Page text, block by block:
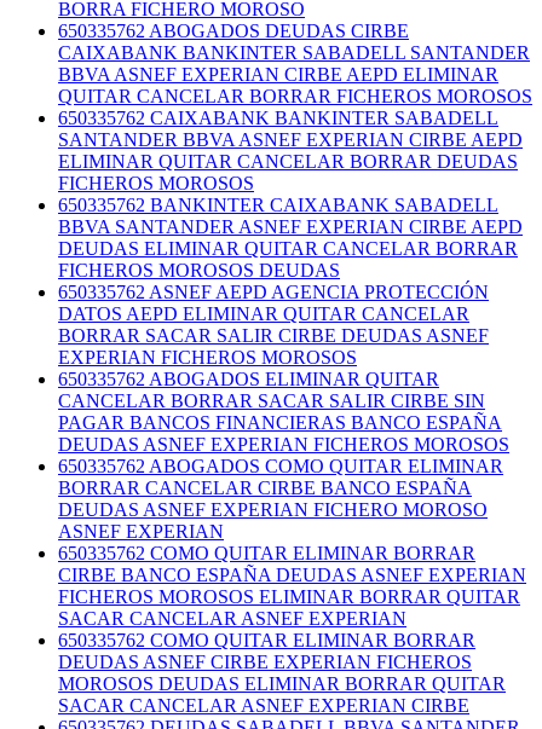
BORRA FICHERO MOROSO
650335762 ABOGADOS DEUDAS CIRBE
CAIXABANK BANKINTER SABADELL SANTANDER
BBVA ASNEF EXPERIAN CIRBE AEPD ELIMINAR
QUITAR CANCELAR BORRAR FICHEROS MOROSOS
650335762 CAIXABANK BANKINTER SABADELL
SANTANDER BBVA ASNEF EXPERIAN CIRBE AEPD
ELIMINAR QUITAR CANCELAR BORRAR DEUDAS
FICHEROS MOROSOS
650335762 BANKINTER CAIXABANK SABADELL
BBVA SANTANDER ASNEF EXPERIAN CIRBE AEPD
DEUDAS ELIMINAR QUITAR CANCELAR BORRAR
FICHEROS MOROSOS DEUDAS
650335762 ASNEF AEPD AGENCIA PROTECCIÓN
DATOS AEPD ELIMINAR QUITAR CANCELAR
BORRAR SACAR SALIR CIRBE DEUDAS ASNEF
EXPERIAN FICHEROS MOROSOS
650335762 ABOGADOS ELIMINAR QUITAR
CANCELAR BORRAR SACAR SALIR CIRBE SIN
PAGAR BANCOS FINANCIERAS BANCO ESPAÑA
DEUDAS ASNEF EXPERIAN FICHEROS MOROSOS
650335762 ABOGADOS COMO QUITAR ELIMINAR
BORRAR CANCELAR CIRBE BANCO ESPAÑA
DEUDAS ASNEF EXPERIAN FICHERO MOROSO
ASNEF EXPERIAN
650335762 COMO QUITAR ELIMINAR BORRAR
CIRBE BANCO ESPAÑA DEUDAS ASNEF EXPERIAN
FICHEROS MOROSOS ELIMINAR BORRAR QUITAR
SACAR CANCELAR ASNEF EXPERIAN
650335762 COMO QUITAR ELIMINAR BORRAR
DEUDAS ASNEF CIRBE EXPERIAN FICHEROS
MOROSOS DEUDAS ELIMINAR BORRAR QUITAR
SACAR CANCELAR ASNEF EXPERIAN CIRBE